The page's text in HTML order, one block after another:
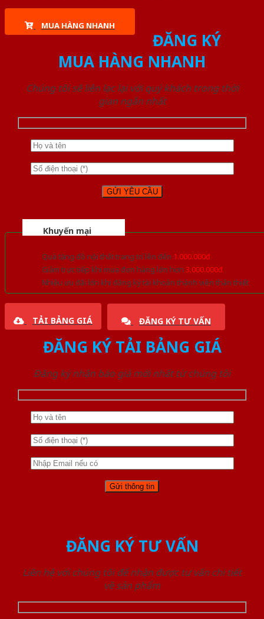
MUA HÀNG NHANH
ĐĂNG KÝ
MUA HÀNG NHANH
Chúng tôi sẽ liên lạc lại với quý khách trong thời
gian ngắn nhất
Khuyến mại
Quà tặng đồ nội thất trang trí lên đến 1.000.000đ
Giảm trực tiếp khi mua đơn hàng lớn hơn 3.000.000đ
Nhiều ưu đãi lớn khi đăng ký tài khoản thành viên thân thiết
TẢI BẢNG GIÁ ĐĂNG KÝ TƯ VẤN
ĐĂNG KÝ TẢI BẢNG GIÁ
Đăng ký nhận báo giá mới nhất từ chúng tôi
ĐĂNG KÝ TƯ VẤN
Liên hệ với chúng tôi để nhận được tư vấn chi tiết
về sản phẩm